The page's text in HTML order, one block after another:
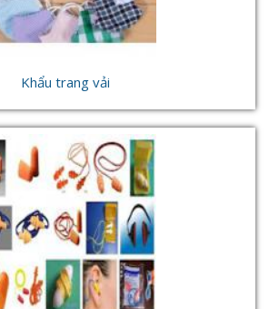
Khẩu trang vải